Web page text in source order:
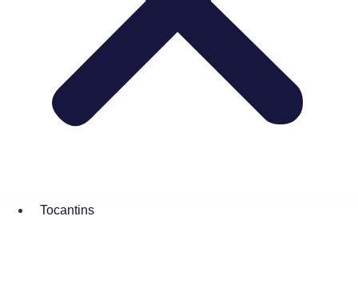
Tocantins